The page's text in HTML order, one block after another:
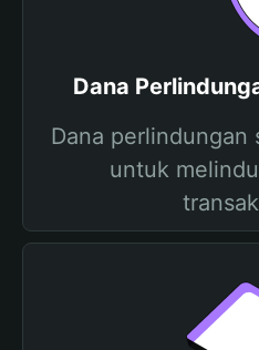
Dana
Dana
untuk